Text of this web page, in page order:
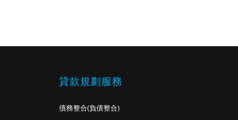
貸款規劃服務
債務整合(負債整合)